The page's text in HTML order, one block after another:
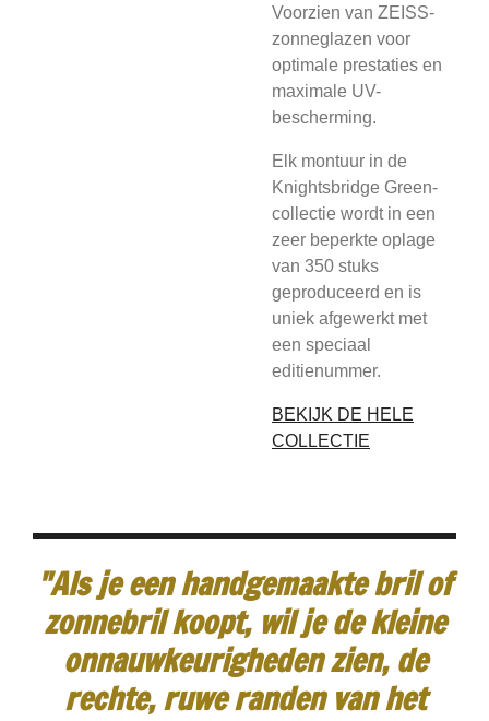
Voorzien van ZEISS-
zonneglazen voor
optimale prestaties en
maximale UV-
bescherming.
Elk montuur in de
Knightsbridge Green-
collectie wordt in een
zeer beperkte oplage
van 350 stuks
geproduceerd en is
uniek afgewerkt met
een speciaal
editienummer.
BEKIJK DE HELE
COLLECTIE
"Als je een handgemaakte bril of
zonnebril koopt, wil je de kleine
onnauwkeurigheden zien, de
rechte, ruwe randen van het